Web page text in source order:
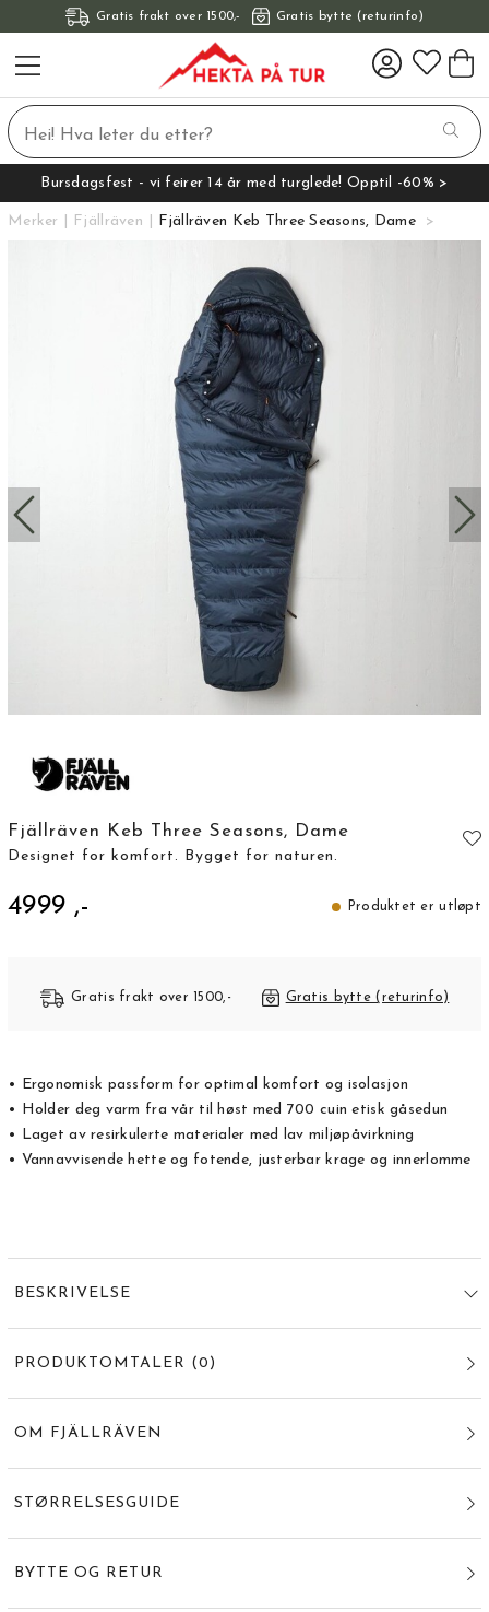
Gratis frakt over 1500,- Gratis bytte (returinfo)
Bursdagsfest - vi feirer 14 år med turglede! Opptil -60% >
Merker Fjällräven Fjällräven Keb Three Seasons, Dame
Fjällräven Keb Three Seasons, Dame
Designet for komfort. Bygget for naturen.
4999 ,- Produktet er utløpt
Gratis frakt over 1500,- Gratis bytte (returinfo)
• Ergonomisk passform for optimal komfort og isolasjon
• Holder deg varm fra vår til høst med 700 cuin etisk gåsedun
• Laget av resirkulerte materialer med lav miljøpåvirkning
• Vannavvisende hette og fotende, justerbar krage og innerlomme
BESKRIVELSE
PRODUKTOMTALER (0 )
OM FJÄLLRÄVEN
STØRRELSESGUIDE
BYTTE OG RETUR